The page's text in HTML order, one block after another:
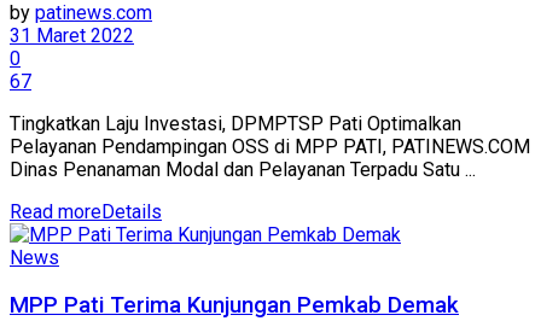
by patinews.com
31 Maret 2022
0
67
Tingkatkan Laju Investasi, DPMPTSP Pati Optimalkan
Pelayanan Pendampingan OSS di MPP PATI, PATINEWS.COM
Dinas Penanaman Modal dan Pelayanan Terpadu Satu ...
Read moreDetails
News
MPP Pati Terima Kunjungan Pemkab Demak